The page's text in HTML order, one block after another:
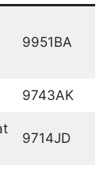
9951BA
9743AK
9714JD